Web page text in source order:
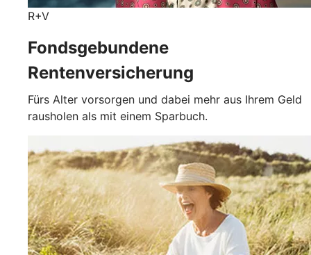
R+V
Fondsgebundene
Rentenversicherung
Fürs Alter vorsorgen und dabei mehr aus Ihrem Geld
rausholen als mit einem Sparbuch.